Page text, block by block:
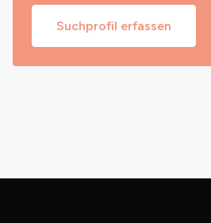
Suchprofil erfassen